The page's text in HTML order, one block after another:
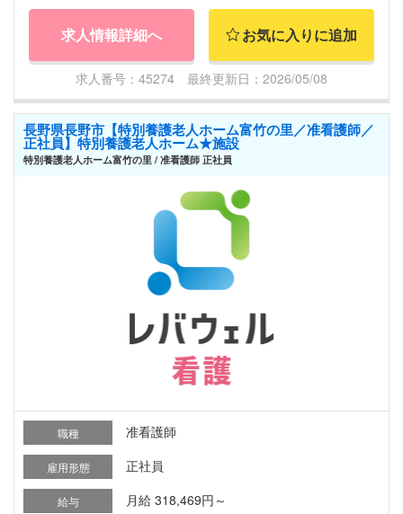
求人情報詳細へ お気に入りに追加
求人番号：45274 最終更新日：2026/05/08
長野県長野市【特別養護老人ホーム富竹の里／准看護師／
正社員】特別養護老人ホーム★施設
特別養護老人ホーム富竹の里 / 准看護師 正社員
職種 准看護師
雇用形態 正社員
給与 月給 318,469円～